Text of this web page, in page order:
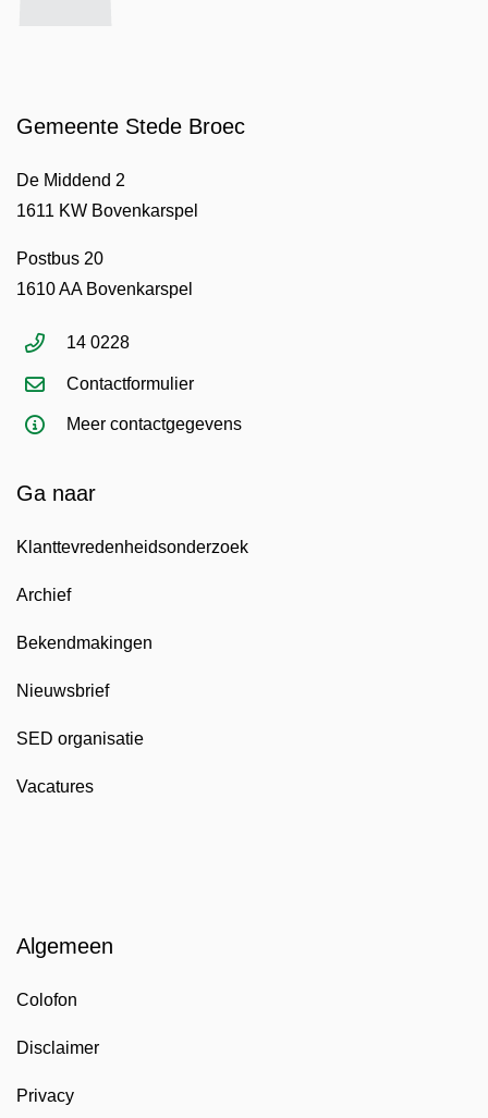
Gemeente Stede Broec
De Middend 2
1611 KW Bovenkarspel
Postbus 20
1610 AA Bovenkarspel
14 0228
Contactformulier
Meer contactgegevens
Ga naar
Klanttevredenheidsonderzoek
Archief
Bekendmakingen
Nieuwsbrief
SED organisatie
Vacatures
Algemeen
Colofon
Disclaimer
Privacy